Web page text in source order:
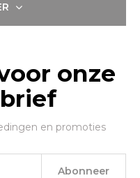
onze
en promoties
Abonneer